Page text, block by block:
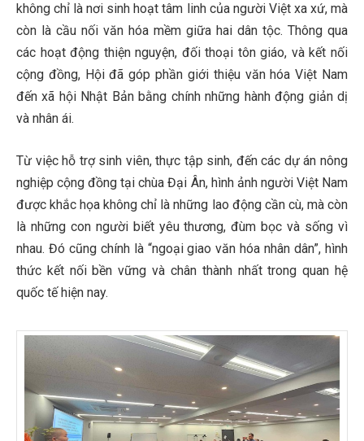
không chỉ là nơi sinh hoạt tâm linh của người Việt xa xứ, mà
còn là cầu nối văn hóa mềm giữa hai dân tộc. Thông qua
các hoạt động thiện nguyện, đối thoại tôn giáo, và kết nối
cộng đồng, Hội đã góp phần giới thiệu văn hóa Việt Nam
đến xã hội Nhật Bản bằng chính những hành động giản dị
và nhân ái.
Từ việc hỗ trợ sinh viên, thực tập sinh, đến các dự án nông
nghiệp cộng đồng tại chùa Đại Ân, hình ảnh người Việt Nam
được khắc họa không chỉ là những lao động cần cù, mà còn
là những con người biết yêu thương, đùm bọc và sống vì
nhau. Đó cũng chính là “ngoại giao văn hóa nhân dân”, hình
thức kết nối bền vững và chân thành nhất trong quan hệ
quốc tế hiện nay.